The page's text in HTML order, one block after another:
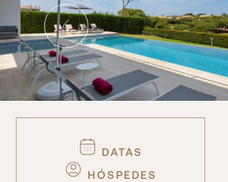
DATAS
HÓSPEDES